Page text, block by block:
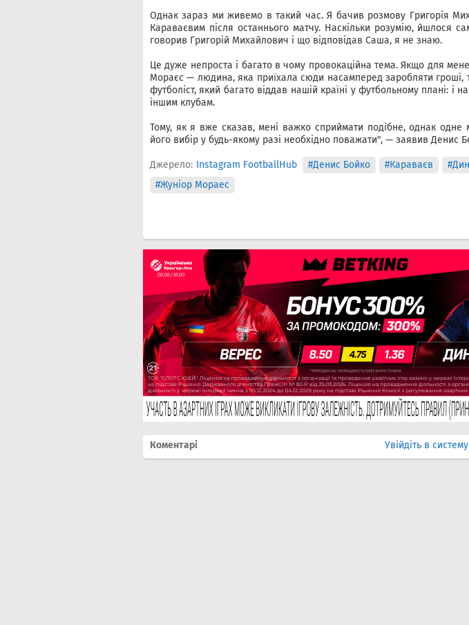
Однак зараз ми живемо в такий час. Я бачив розмову Григорія
Караваєвим після останнього матчу. Наскільки розумію, йшлося
говорив Григорій Михайлович і що відповідав Саша, я не знаю.
Це дуже непроста і багато в чому провокаційна тема. Якщо для
Мораєс — людина, яка приїхала сюди насамперед заробляти
футболіст, який багато віддав нашій країні у футбольному плані: і
іншим клубам.
Тому, як я вже сказав, мені важко сприймати подібне, однак одне
його вибір у будь-якому разі необхідно поважати", — заявив Денис
Джерело: Instagram FootballHub #Денис Бойко #Караваєв
#Жуніор Мораес
Коментарі Увійдіть в систему